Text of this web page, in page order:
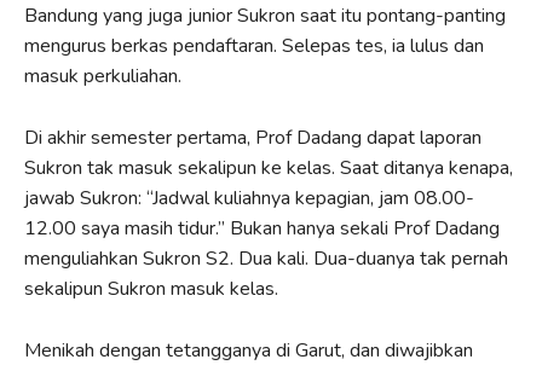
Bandung yang juga junior Sukron saat itu pontang-panting
mengurus berkas pendaftaran. Selepas tes, ia lulus dan
masuk perkuliahan.
Di akhir semester pertama, Prof Dadang dapat laporan
Sukron tak masuk sekalipun ke kelas. Saat ditanya kenapa,
jawab Sukron: “Jadwal kuliahnya kepagian, jam 08.00-
12.00 saya masih tidur.” Bukan hanya sekali Prof Dadang
menguliahkan Sukron S2. Dua kali. Dua-duanya tak pernah
sekalipun Sukron masuk kelas.
Menikah dengan tetangganya di Garut, dan diwajibkan